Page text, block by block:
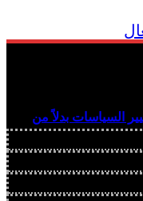
السياسات بدلاً من